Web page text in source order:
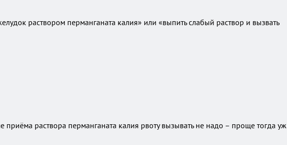
раствором перманганата калия» или «выпить слабый раствор и вызвать
приёма раствора перманганата калия рвоту вызывать не надо – проще тогда уж